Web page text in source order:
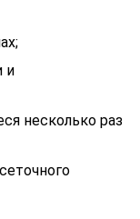
и
несколько раз